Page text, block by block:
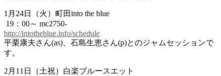
1月24日（火）町田into the blue
19：00～ mc2750-
http://intotheblue.info/schedule
平栗康夫さん(as)、石島生恵さん(p)とのジャムセッションで
す。
2月11日（土祝）白楽ブルースエット